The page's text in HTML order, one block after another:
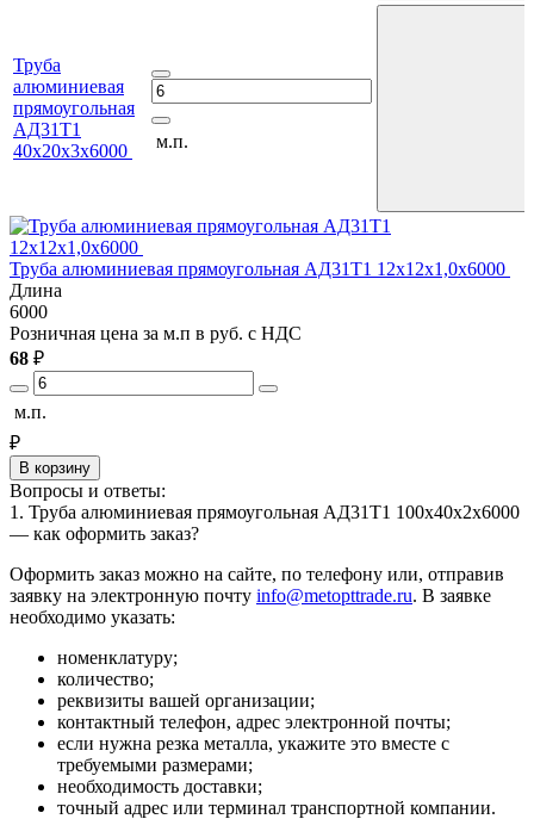
Труба
алюминиевая
прямоугольная
АД31Т1
40х20х3х6000
м.п.
Труба алюминиевая прямоугольная АД31Т1 12х12х1,0х6000
Длина
6000
Розничная цена за м.п в руб. с НДС
68 ₽
м.п.
₽
В корзину
Вопросы и ответы:
1. Труба алюминиевая прямоугольная АД31Т1 100х40х2х6000
— как оформить заказ?
Оформить заказ можно на сайте, по телефону или, отправив
заявку на электронную почту info@metopttrade.ru. В заявке
необходимо указать:
номенклатуру;
количество;
реквизиты вашей организации;
контактный телефон, адрес электронной почты;
если нужна резка металла, укажите это вместе с
требуемыми размерами;
необходимость доставки;
точный адрес или терминал транспортной компании.